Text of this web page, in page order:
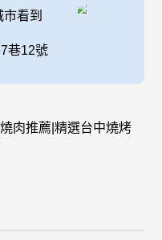
看到
巷12號
肉推薦|精選台中燒烤